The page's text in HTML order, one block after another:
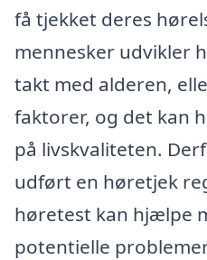
få tjekket deres
mennesker udvikler
takt med alderen,
faktorer, og det kan
på livskvaliteten.
udført en høretjek
høretest kan hjælpe
potentielle